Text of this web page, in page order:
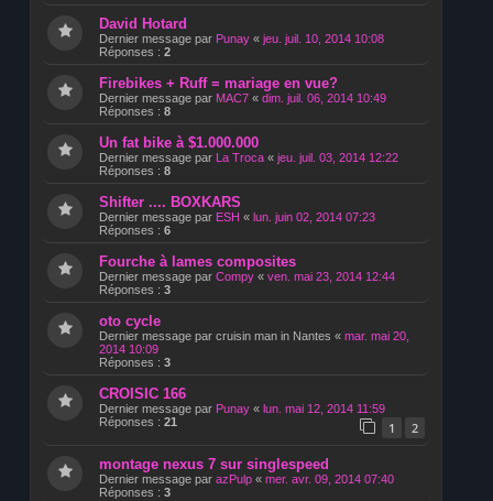
David Hotard
Dernier message par Punay « jeu. juil. 10, 2014 10:08
Réponses : 2
Firebikes + Ruff = mariage en vue?
Dernier message par MAC7 « dim. juil. 06, 2014 10:49
Réponses : 8
Un fat bike à $1.000.000
Dernier message par La Troca « jeu. juil. 03, 2014 12:22
Réponses : 8
Shifter .... BOXKARS
Dernier message par ESH « lun. juin 02, 2014 07:23
Réponses : 6
Fourche à lames composites
Dernier message par Compy « ven. mai 23, 2014 12:44
Réponses : 3
oto cycle
Dernier message par cruisin man in Nantes « mar. mai 20,
2014 10:09
Réponses : 3
CROISIC 166
Dernier message par Punay « lun. mai 12, 2014 11:59
Réponses : 21 1 2
montage nexus 7 sur singlespeed
Dernier message par azPulp « mer. avr. 09, 2014 07:40
Réponses : 3